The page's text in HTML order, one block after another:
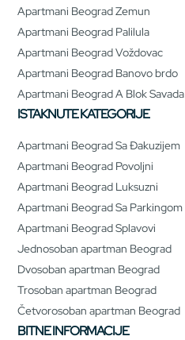
Apartmani Beograd Zemun
Apartmani Beograd Palilula
Apartmani Beograd Voždovac
Apartmani Beograd Banovo brdo
Apartmani Beograd A Blok Savada
ISTAKNUTE KATEGORIJE
Apartmani Beograd Sa Đakuzijem
Apartmani Beograd Povoljni
Apartmani Beograd Luksuzni
Apartmani Beograd Sa Parkingom
Apartmani Beograd Splavovi
Jednosoban apartman Beograd
Dvosoban apartman Beograd
Trosoban apartman Beograd
Četvorosoban apartman Beograd
BITNE INFORMACIJE